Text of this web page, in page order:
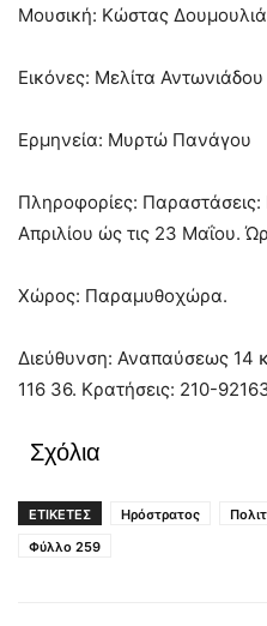
Μουσική: Κώστας
Εικόνες: Μελίτα Αντωνιάδου
Ερμηνεία: Μυρτώ Πανάγου
Πληροφορίες:
Απριλίου ώς τις 23 Μαΐου.
Χώρος: Παραμυθοχώρα.
Διεύθυνση: Αναπαύσεως 14
116 36. Κρατήσεις: 210-
Σχόλια
ΕΤΙΚΕΤΕΣ Ηρόστρατος
Φύλλο 259